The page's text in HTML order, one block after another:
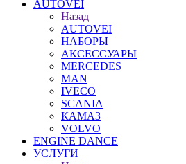
AUTOVEI
Назад
AUTOVEI
НАБОРЫ
АКСЕССУАРЫ
MERCEDES
MAN
IVECO
SCANIA
КАМАЗ
VOLVO
ENGINE DANCE
УСЛУГИ